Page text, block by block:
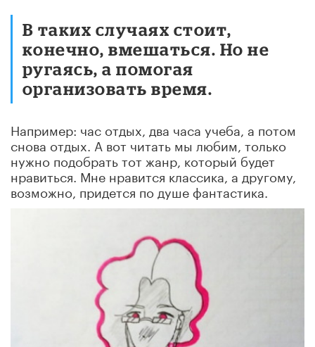
В таких случаях стоит,
конечно, вмешаться. Но не
ругаясь, а помогая
организовать время.
Например: час отдых, два часа учеба, а потом
снова отдых. А вот читать мы любим, только
нужно подобрать тот жанр, который будет
нравиться. Мне нравится классика, а другому,
возможно, придется по душе фантастика.